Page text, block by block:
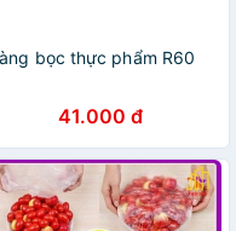
bọc thực phẩm R60
41.000 đ